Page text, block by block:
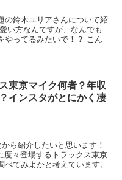
の鈴木ユリアさんについて紹
い方なんですが、なんでも
やってるみたいで！？ こん
東京マイク何者？年収
インスタがとにかく凄
ら紹介したいと思います！
度々登場するトラックス東京
てみよかと考えています。